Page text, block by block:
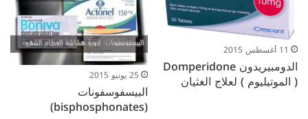
11 أغسطس 2015
الدومبيريدون Domperidone
( الموتيليوم ) لعلاج الغثيان 25 يونيو 2015
البيسفوسفونات
(bisphosphonates)